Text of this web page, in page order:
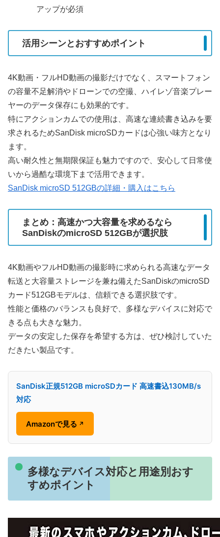
アップが必須
活用シーンとおすすめポイント
4K動画・フルHD動画の撮影だけでなく、スマートフォン
の容量不足解消やドローンでの空撮、ハイレゾ音楽プレー
ヤーのデータ保存にも効果的です。
特にアクションカムでの使用は、高速な連続書き込みを要
求されるためSanDisk microSDカードは心強い味方となり
ます。
高い耐久性と無期限保証も魅力ですので、安心して日常使
いから過酷な環境下まで活用できます。
SanDisk microSD 512GBの詳細・購入はこちら
まとめ：高速かつ大容量を求めるなら
SanDiskのmicroSD 512GBが選択肢
4K動画やフルHD動画の撮影時に求められる高速なデータ
転送と大容量ストレージを兼ね備えたSanDiskのmicroSD
カード512GBモデルは、信頼できる選択肢です。
性能と価格のバランスも良好で、多様なデバイスに対応で
きる点も大きな魅力。
データの安定した保存を希望する方は、ぜひ検討していた
だきたい製品です。
SanDisk正規512GB microSDカード 高速書込130MB/s
対応
Amazonで見る ↗
多様なデバイス対応と用途別おす
すめポイント